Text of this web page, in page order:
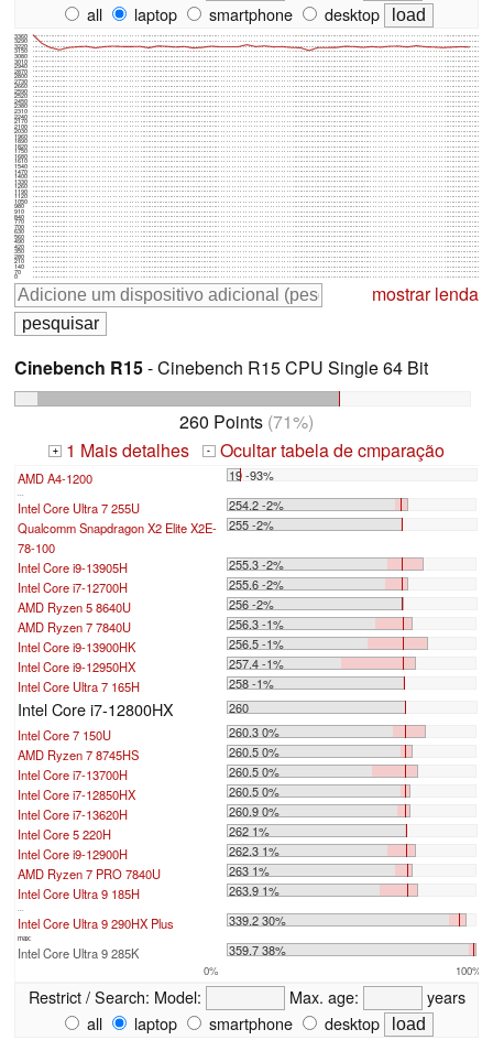
all
laptop smartphone desktop
0
70
140
210
280
350
420
490
560
630
700
770
840
910
980
1050
1120
1190
1260
1330
1400
1470
1540
1610
1680
1750
1820
1890
1960
2030
2100
2170
2240
2310
2380
2450
2520
2590
2660
2730
2800
2870
2940
3010
3080
3150
3220
3290
3360
mostrar lenda
Cinebench R15- Cinebench R15 CPU Single 64 Bit
260 Points (71%)
+ 1 Mais detalhes - Ocultar tabela de cmparação
AMD A4-1200 19 -93%
Intel Core Ultra 7 255U
254.2 -2%
Qualcomm Snapdragon X2 Elite X2E-
78-100
255 -2%
Intel Core i9-13905H
255.3 -2%
Intel Core i7-12700H
255.6 -2%
AMD Ryzen 5 8640U
256 -2%
AMD Ryzen 7 7840U
256.3 -1%
Intel Core i9-13900HK
256.5 -1%
Intel Core i9-12950HX
257.4 -1%
Intel Core Ultra 7 165H
258 -1%
Intel Core i7-12800HX
260
Intel Core 7 150U
260.3 0%
AMD Ryzen 7 8745HS
260.5 0%
Intel Core i7-13700H
260.5 0%
Intel Core i7-12850HX
260.5 0%
Intel Core i7-13620H
260.9 0%
Intel Core 5 220H
262 1%
Intel Core i9-12900H
262.3 1%
AMD Ryzen 7 PRO 7840U
263 1%
Intel Core Ultra 9 185H
263.9 1%
Intel Core Ultra 9 290HX Plus 339.2 30%
max:
Intel Core Ultra 9 285K 359.7 38%
0% 100%
Restrict / Search: Model: Max. age:
years
all
laptop smartphone desktop